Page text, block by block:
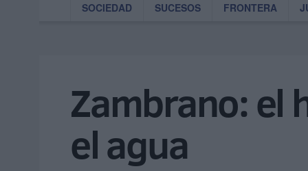
SOCIEDAD SUCESOS FRONTERA
Zambrano: el
el agua